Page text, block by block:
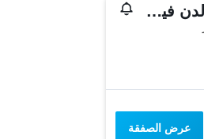
منتجع رنيسانس جولدن فيو شرم الشيخ
عرض الصفقة